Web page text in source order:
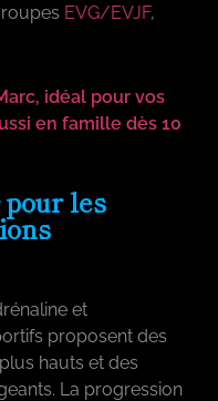
EVG/EVJF,
idéal pour vos
en famille dès 10
les
et
proposent des
hauts et des
La progression